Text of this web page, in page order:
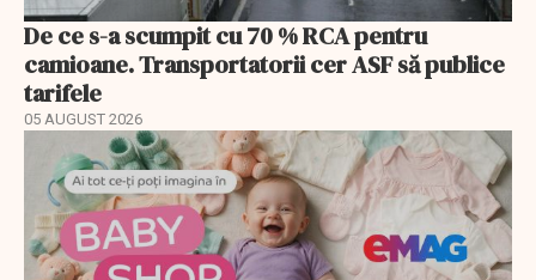
De ce s-a scumpit cu 70 % RCA pentru
camioane. Transportatorii cer ASF să publice
tarifele
05 AUGUST 2026